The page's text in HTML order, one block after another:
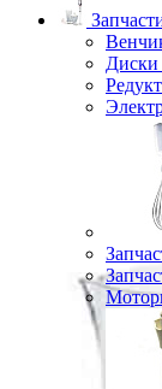
Диски